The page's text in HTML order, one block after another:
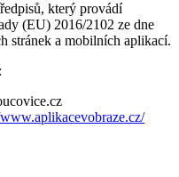
který provádí
(EU) 2016/2102 ze dne
stránek a mobilních aplikací.